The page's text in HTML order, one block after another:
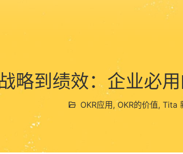
略到绩效：企业必
OKR应用,OKR的价值, Tita